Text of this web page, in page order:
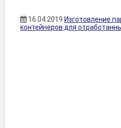
16.04.2019 Изготовление
контейнеров для